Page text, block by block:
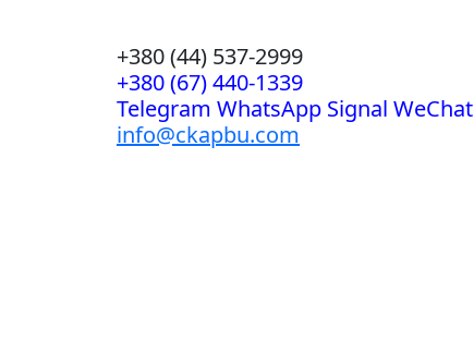
+380 (44) 537-2999
+380 (67) 440-1339
Telegram WhatsApp Signal WeChat
info@ckapbu.com